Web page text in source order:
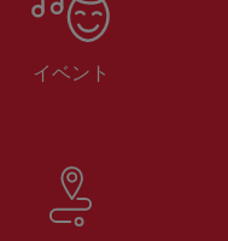
イベント